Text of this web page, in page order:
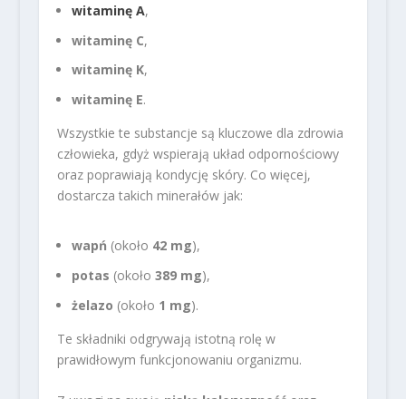
witaminę A,
witaminę C,
witaminę K,
witaminę E.
Wszystkie te substancje są kluczowe dla zdrowia
człowieka, gdyż wspierają układ odpornościowy
oraz poprawiają kondycję skóry. Co więcej,
dostarcza takich minerałów jak:
wapń (około 42 mg),
potas (około 389 mg),
żelazo (około 1 mg).
Te składniki odgrywają istotną rolę w
prawidłowym funkcjonowaniu organizmu.